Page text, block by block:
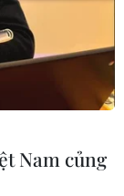
Nam củng